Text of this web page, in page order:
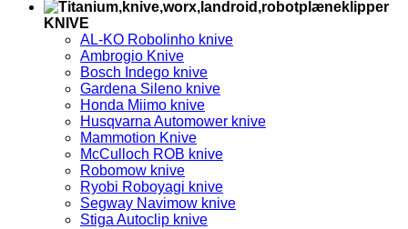
KNIVE
AL-KO Robolinho knive
Ambrogio Knive
Bosch Indego knive
Gardena Sileno knive
Honda Miimo knive
Husqvarna Automower knive
Mammotion Knive
McCulloch ROB knive
Robomow knive
Ryobi Roboyagi knive
Segway Navimow knive
Stiga Autoclip knive